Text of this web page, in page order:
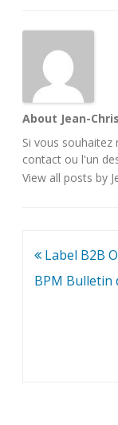
About Jean-
Si vous
contact ou l'un
View all posts by
Navigation
de
Label B2B
BPM Bulletin